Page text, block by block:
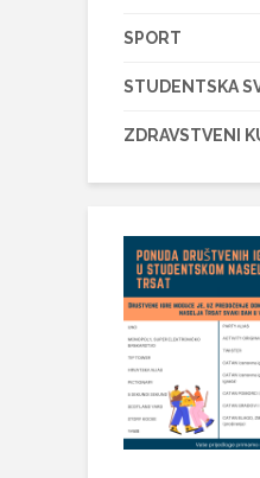
SPORT
STUDENTSKA
ZDRAVSTVENI